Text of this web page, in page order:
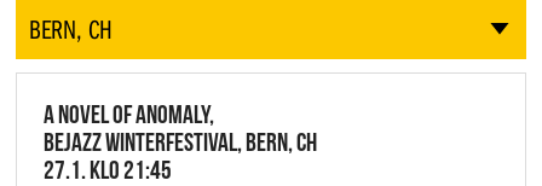
BERN, CH
A NOVEL OF ANOMALY,
BEJAZZ WINTERFESTIVAL, BERN, CH
27.1. KLO 21:45